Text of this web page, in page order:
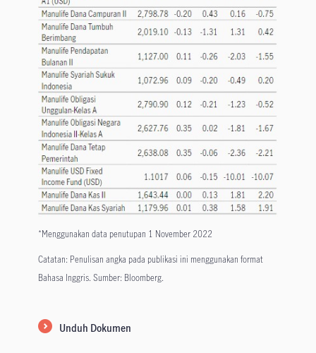
*Menggunakan data penutupan 1 November 2022
Catatan: Penulisan angka pada publikasi ini menggunakan format
Bahasa Inggris. Sumber: Bloomberg.
Unduh Dokumen